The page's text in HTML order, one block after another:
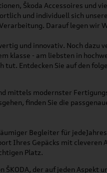
Škoda Accessoires und
und individuell sich
Darauf legen wir
und innovativ. Noch
klasse - am liebsten in
Entdecken Sie auf den
mittels modernster
finden Sie die
Begleiter für
Ihres Gepäcks mit
Platz.
ŠKODA, der auf jeden